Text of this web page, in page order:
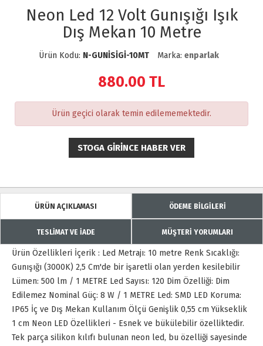
Neon Led 12 Volt Gunışığı Işık
Dış Mekan 10 Metre
Ürün Kodu: N-GUNİSİGİ-10MT Marka: enparlak
880.00 TL
Ürün geçici olarak temin edilememektedir.
STOGA GIRINCE HABER VER
ÜRÜN AÇIKLAMASI ÖDEME BİLGİLERİ
TESLİMAT VE İADE MÜŞTERİ YORUMLARI
Ürün Özellikleri İçerik : Led Metrajı: 10 metre Renk Sıcaklığı:
Gunışığı (3000K) 2,5 Cm'de bir işaretli olan yerden kesilebilir
Lümen: 500 lm / 1 METRE Led Sayısı: 120 Dim Özelliği: Dim
Edilemez Nominal Güç: 8 W / 1 METRE Led: SMD LED Koruma:
IP65 İç ve Dış Mekan Kullanım Ölçü Genişlik 0,55 cm Yükseklik
1 cm Neon LED Özellikleri - Esnek ve bükülebilir özelliktedir.
Tek parça silikon kılıfı bulunan neon led, bu özelliği sayesinde